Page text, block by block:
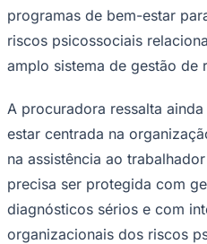
São Paulo
programas de bem-estar
riscos psicossociais
amplo sistema de gestão de
A procuradora ressalta
estar centrada na
na assistência ao
precisa ser protegida com
diagnósticos sérios e com
organizacionais dos riscos